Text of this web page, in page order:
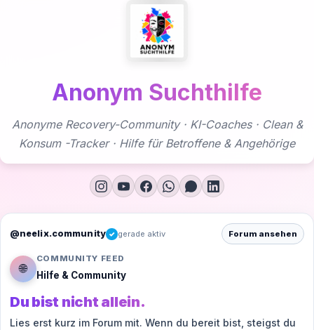
Anonym Suchthilfe
Anonyme Recovery-Community · KI-Coaches · Clean &
Konsum -Tracker · Hilfe für Betroffene & Angehörige
@neelix.community ✓ gerade aktiv Forum ansehen
🌐
COMMUNITY FEED
Hilfe & Community
Du bist nicht allein.
Lies erst kurz im Forum mit. Wenn du bereit bist, steigst du